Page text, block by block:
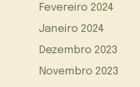
Fevereiro 2024
Janeiro 2024
Dezembro 2023
Novembro 2023